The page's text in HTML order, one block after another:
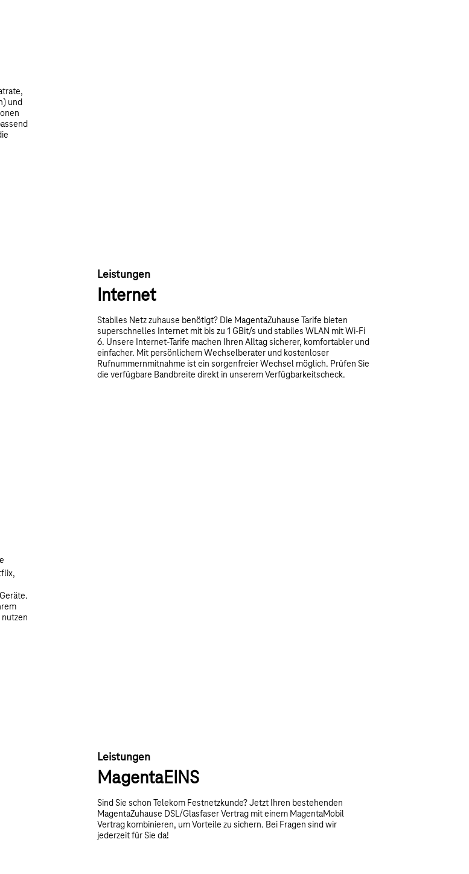
und
Leistungen
Internet
Stabiles Netz zuhause benötigt? Die MagentaZuhause Tarife bieten
superschnelles Internet mit bis zu 1 GBit/s und stabiles WLAN mit Wi-Fi
6. Unsere Internet-Tarife machen Ihren Alltag sicherer, komfortabler und
einfacher. Mit persönlichem Wechselberater und kostenloser
Rufnummernmitnahme ist ein sorgenfreier Wechsel möglich. Prüfen Sie
die verfügbare Bandbreite direkt in unserem Verfügbarkeitscheck.
Leistungen
MagentaEINS
Sind Sie schon Telekom Festnetzkunde? Jetzt Ihren bestehenden
MagentaZuhause DSL/Glasfaser Vertrag mit einem MagentaMobil
Vertrag kombinieren, um Vorteile zu sichern. Bei Fragen sind wir
jederzeit für Sie da!